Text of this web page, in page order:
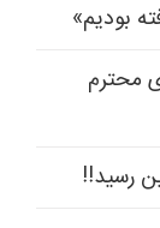
بودیم»
محترم
رسید!!